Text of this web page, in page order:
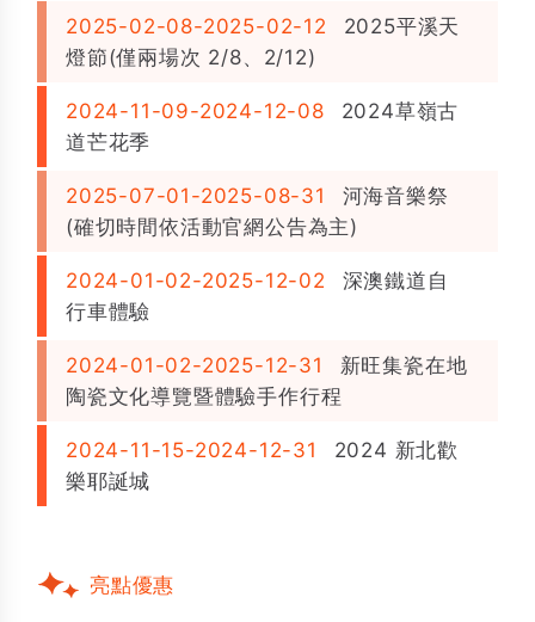
2025-02-08-2025-02-12
2025平溪天
燈節(僅兩場次 2/8、2/12)
2024-11-09-2024-12-08
2024草嶺古
道芒花季
2025-07-01-2025-08-31
河海音樂祭
(確切時間依活動官網公告為主)
2024-01-02-2025-12-02
深澳鐵道自
行車體驗
2024-01-02-2025-12-31
新旺集瓷在地
陶瓷文化導覽暨體驗手作行程
2024-11-15-2024-12-31
2024 新北歡
樂耶誕城
亮點優惠